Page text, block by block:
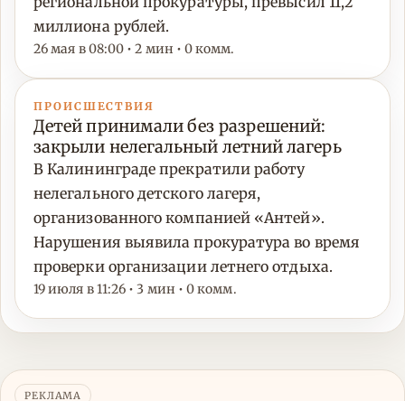
миллиона рублей.
26 мая в 08:00 • 2 мин • 0 комм.
ПРОИСШЕСТВИЯ
Детей принимали без разрешений:
закрыли нелегальный летний лагерь
В Калининграде прекратили работу
нелегального детского лагеря,
организованного компанией «Антей».
Нарушения выявила прокуратура во время
проверки организации летнего отдыха.
19 июля в 11:26 • 3 мин • 0 комм.
РЕКЛАМА